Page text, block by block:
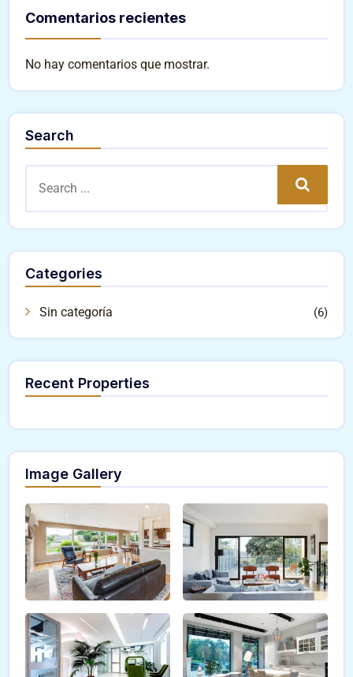
Comentarios recientes
No hay comentarios que mostrar.
Search
Search
Categories
Sin categoría (6)
Recent Properties
Image Gallery